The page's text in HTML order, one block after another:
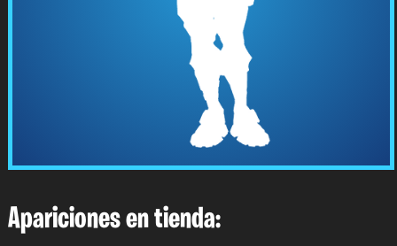
Apariciones en tienda: